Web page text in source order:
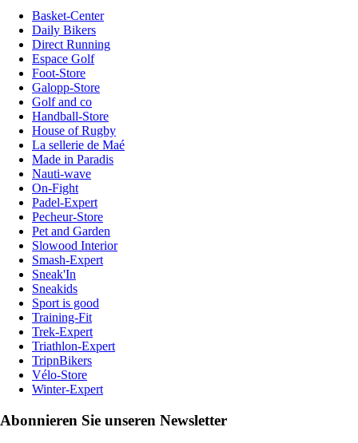
Basket-Center
Daily Bikers
Direct Running
Espace Golf
Foot-Store
Galopp-Store
Golf and co
Handball-Store
House of Rugby
La sellerie de Maé
Made in Paradis
Nauti-wave
On-Fight
Padel-Expert
Pecheur-Store
Pet and Garden
Slowood Interior
Smash-Expert
Sneak'In
Sneakids
Sport is good
Training-Fit
Trek-Expert
Triathlon-Expert
TripnBikers
Vélo-Store
Winter-Expert
Abonnieren Sie unseren Newsletter